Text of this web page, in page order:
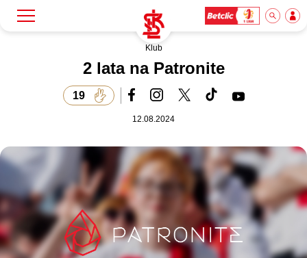
Bilety
Akademia
Biznes
Klub
2 lata na Patronite
19
12.08.2024